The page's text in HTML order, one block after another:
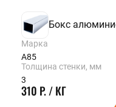
Бокс
Марка
А85
Толщина стенки, мм
3
310 Р. / КГ